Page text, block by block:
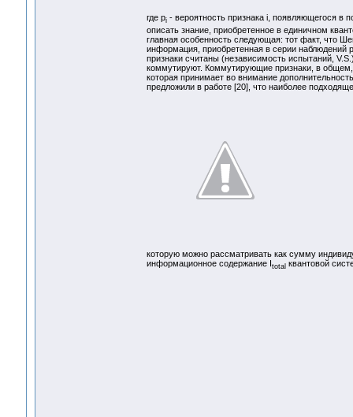
где pi- вероятность признака i, появляющегося в
описать знание, приобретенное в единичном
главная особенность следующая: тот факт, что
информация, приобретенная в серии наблюдений
признаки считаны (независимость испытаний,
коммутируют. Коммутирующие признаки, в
которая принимает во внимание
предложили в работе [20], что наиболее
которую можно рассматривать как сумму
информационное содержание Itotalквантовой